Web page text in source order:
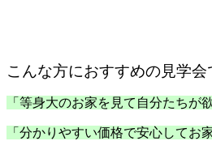
こんな方におすすめの見学会
「等身大のお家を見て自分たちが
「分かりやすい価格で安心してお